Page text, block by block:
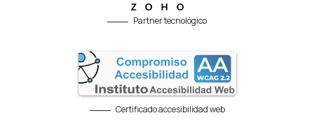
Partner tecnológico
Certificado accesibilidad web